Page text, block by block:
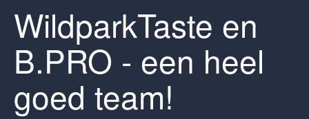
WildparkTaste en
B.PRO - een heel
goed team!